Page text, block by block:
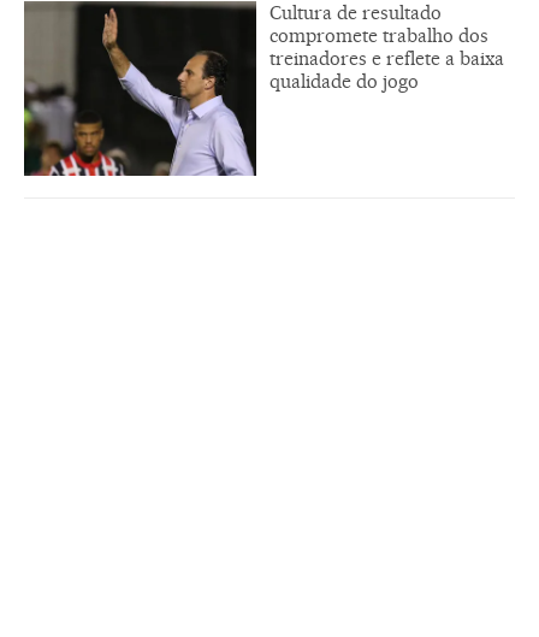
Cultura de resultado
compromete trabalho dos
treinadores e reflete a baixa
qualidade do jogo